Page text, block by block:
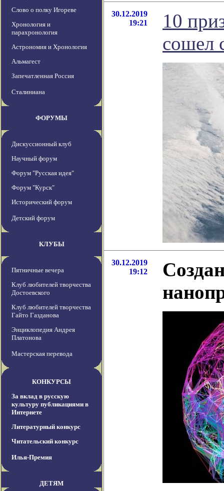
Слово о полку Игореве
Хронология и
парахронология
Астрономия и Хронология
Альмагест
Запечатленная Россия
Сталиниана
ФОРУМЫ
Дискуссионный клуб
Научный форум
Форум "Русская идея"
Форум "Курск"
Исторический форум
Детский форум
КЛУБЫ
Пятничные вечера
Клуб любителей творчества
Достоевского
Клуб любителей творчества
Гайто Газданова
Энциклопедия Андрея
Платонова
Мастерская перевода
КОНКУРСЫ
За вклад в русскую
культуру публикациями в
Интернете
Литературный конкурс
Читательский конкурс
Илья-Премия
ДЕТЯМ
30.12.2019
19:21
10
сошел
30.12.2019
19:12